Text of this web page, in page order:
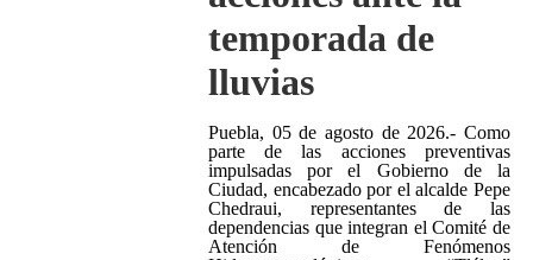
temporada de
lluvias
Puebla, 05 de agosto de 2026.- Como
parte de las acciones preventivas
impulsadas por el Gobierno de la
Ciudad, encabezado por el alcalde Pepe
Chedraui, representantes de las
dependencias que integran el Comité de
Atención de Fenómenos